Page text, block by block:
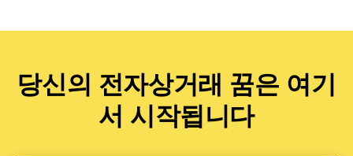
당신의 전자상거래 꿈은 여기
서 시작됩니다